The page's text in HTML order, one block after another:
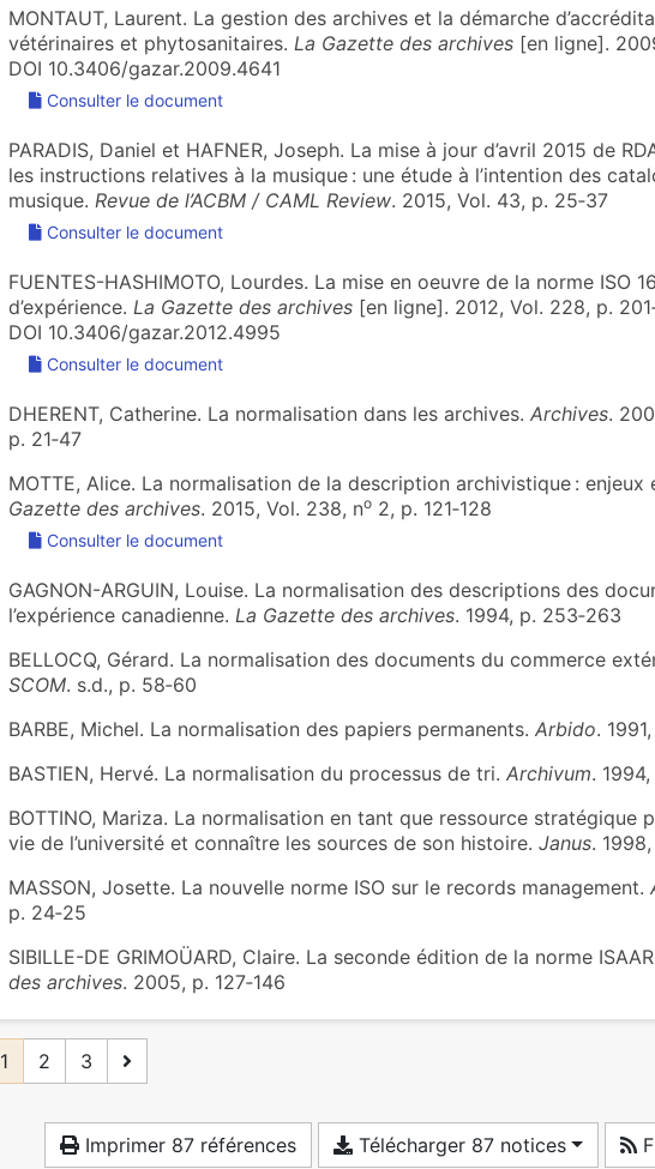
MONTAUT, Laurent. La gestion des archives et la démarche
vétérinaires et phytosanitaires. La Gazette des archives[en ligne].
DOI 10.3406/gazar.2009.4641
Consulter le document
PARADIS, Daniel et HAFNER, Joseph. La mise à jour d’avril 2015 de
les instructions relatives à la musique : une étude à l’intention des
musique. Revue de l’ACBM / CAML Review. 2015, Vol. 43, p. 25‑37
Consulter le document
FUENTES-HASHIMOTO, Lourdes. La mise en oeuvre de la norme ISO
d’expérience. La Gazette des archives[en ligne]. 2012, Vol. 228, p.
DOI 10.3406/gazar.2012.4995
Consulter le document
DHERENT, Catherine. La normalisation dans les archives. Archives.
p. 21‑47
MOTTE, Alice. La normalisation de la description archivistique : enjeux
Gazette des archives. 2015, Vol. 238, no2, p. 121‑128
Consulter le document
GAGNON-ARGUIN, Louise. La normalisation des descriptions des
l’expérience canadienne. La Gazette des archives. 1994, p. 253‑263
BELLOCQ, Gérard. La normalisation des documents du commerce
SCOM. s.d., p. 58‑60
BARBE, Michel. La normalisation des papiers permanents. Arbido.
BASTIEN, Hervé. La normalisation du processus de tri. Archivum.
BOTTINO, Mariza. La normalisation en tant que ressource stratégique
vie de l’université et connaître les sources de son histoire. Janus. 1998,
MASSON, Josette. La nouvelle norme ISO sur le records management.
p. 24‑25
SIBILLE-DE GRIMOÜARD, Claire. La seconde édition de la norme
des archives. 2005, p. 127‑146
1 2 3
Imprimer 87 références Télécharger 87 notices